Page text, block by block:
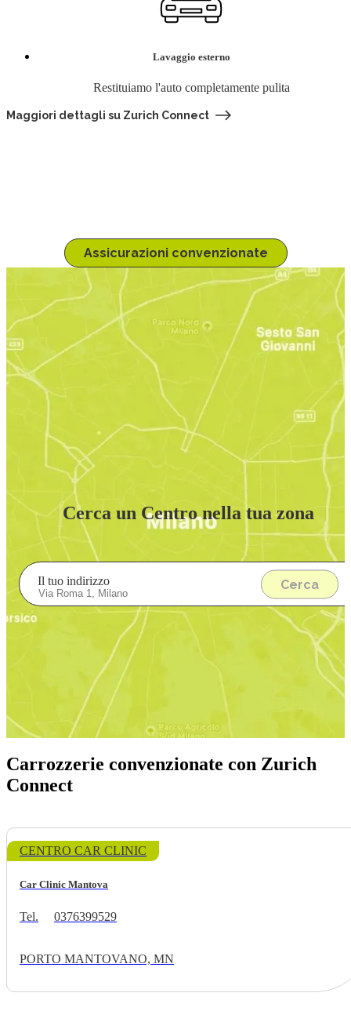
Lavaggio esterno
Restituiamo l'auto completamente pulita
Maggiori dettagli su Zurich Connect
Assicurazioni convenzionate
Cerca un Centro nella tua zona
Il tuo indirizzo Cerca
Carrozzerie convenzionate con Zurich
Connect
CENTRO CAR CLINIC
Car Clinic Mantova
Tel. 0376399529
PORTO MANTOVANO, MN